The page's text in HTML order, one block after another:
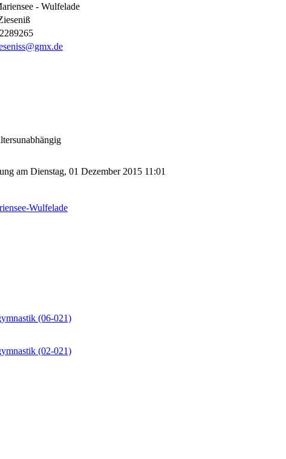
- Wulfelade
am Dienstag, 01 Dezember 2015 11:01
Wulfelade
(06-021)
(02-021)